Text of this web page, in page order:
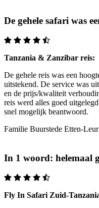
De gehele safari was
Tanzania & Zanzibar reis:
De gehele reis was een
uitstekend. De service was
en de prijs/kwaliteit
reis werd alles goed
snel mogelijk beantwoord.
Familie Buurstede Etten-Leur
In 1 woord: helemaal
Fly In Safari Zuid-